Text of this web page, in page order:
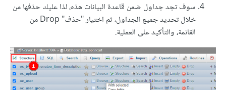
سوف تجد جداول ضمن قاعدة البيانات هذه، لذا عليك حذفها من
خلال تحديد جميع الجداول، ثم اختيار "حذف" Drop من
القائمة، والتأكيد على العملية.